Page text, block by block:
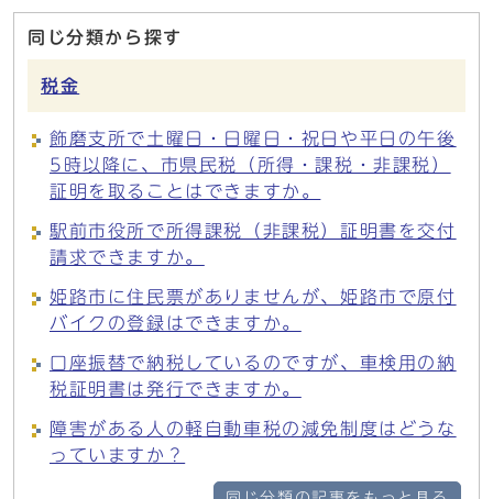
同じ分類から探す
税金
飾磨支所で土曜日・日曜日・祝日や平日の午後
5時以降に、市県民税（所得・課税・非課税）
証明を取ることはできますか。
駅前市役所で所得課税（非課税）証明書を交付
請求できますか。
姫路市に住民票がありませんが、姫路市で原付
バイクの登録はできますか。
口座振替で納税しているのですが、車検用の納
税証明書は発行できますか。
障害がある人の軽自動車税の減免制度はどうな
っていますか？